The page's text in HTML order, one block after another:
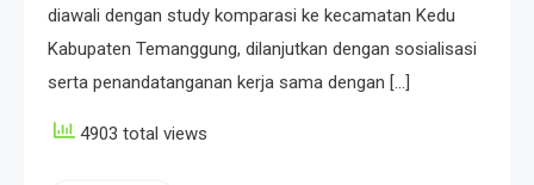
diawali dengan study komparasi ke kecamatan Kedu
Kabupaten Temanggung, dilanjutkan dengan sosialisasi
serta penandatanganan kerja sama dengan […]
4903 total views